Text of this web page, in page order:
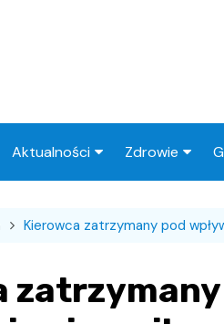
Aktualności
Wydarzenia
Kronika policyjna
Zdrowie
Szpital
Sklepy
Kierowca zatrzymany pod